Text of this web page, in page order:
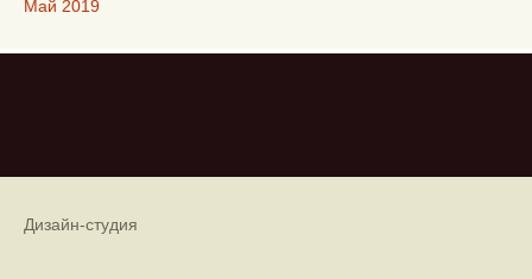
Май 2019
Дизайн-студия